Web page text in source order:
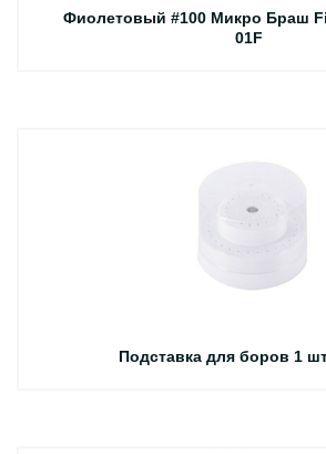
Фиолетовый #100 Микро Браш Fine
01F
Подставка для боров 1